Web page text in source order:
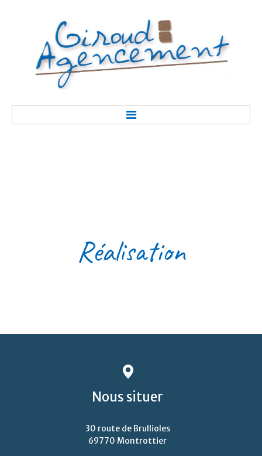
Réalisation
Nous situer
30 route de Brullioles
69770 Montrottier